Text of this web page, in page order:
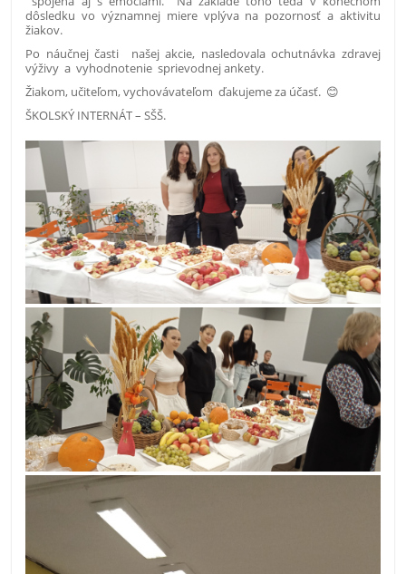
dôsledku vo významnej miere vplýva na pozornosť a aktivitu
žiakov.
Po náučnej časti našej akcie, nasledovala ochutnávka zdravej
výživy a vyhodnotenie sprievodnej ankety.
Žiakom, učiteľom, vychovávateľom ďakujeme za účasť. 😊
ŠKOLSKÝ INTERNÁT – SŠŠ.